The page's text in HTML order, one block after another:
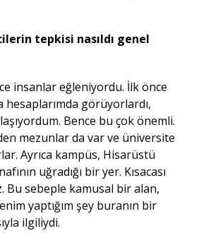
tepkisi nasıldı genel
insanlar eğleniyordu. İlk önce
hesaplarımda görüyorlardı,
Bence bu çok önemli.
mezunlar da var ve üniversite
Ayrıca kampüs, Hisarüstü
uğradığı bir yer. Kısacası
Bu sebeple kamusal bir alan,
yaptığım şey buranın bir
ilgiliydi.